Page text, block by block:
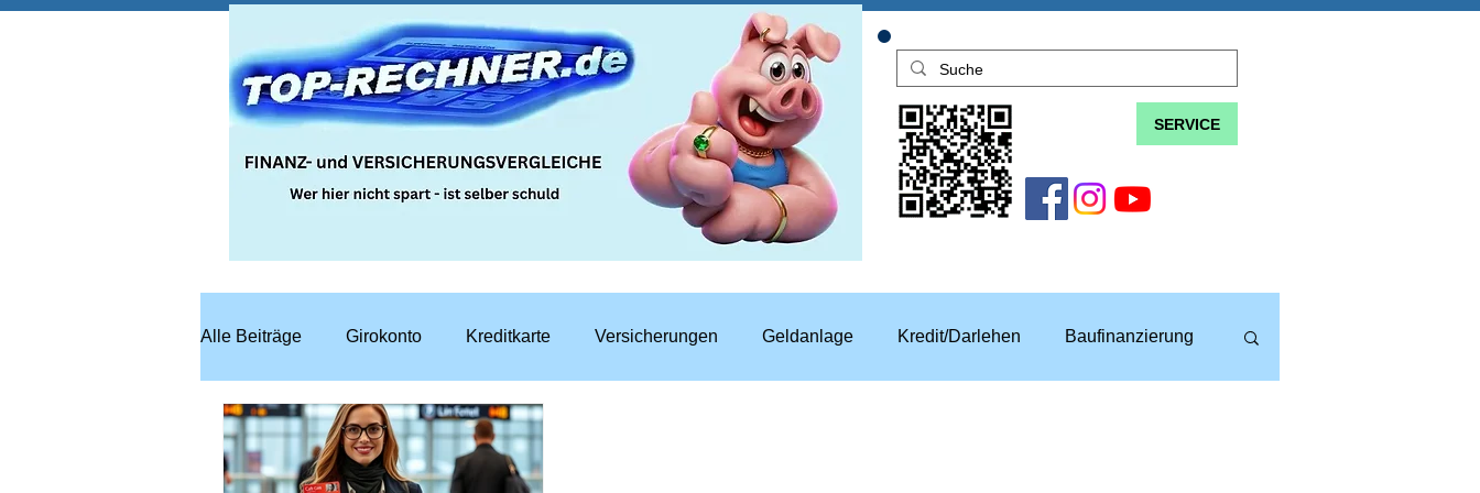
SERVICE
Alle Beiträge Girokonto Kreditkarte Versicherungen Geldanlage Kredit/Darlehen Baufinanzierung
Steuern Recht Bausparen